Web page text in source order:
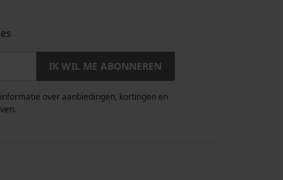
IK WIL ME ABONNEREN
over aanbiedingen, kortingen en